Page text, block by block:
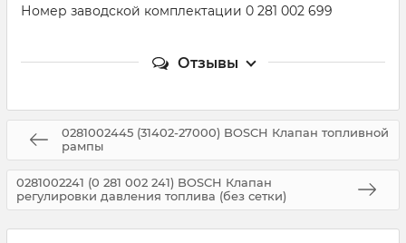
Номер заводской комплектации 0 281 002 699
Отзывы
0281002445 (31402-27000) BOSCH Клапан топливной
рампы
0281002241 (0 281 002 241) BOSCH Клапан
регулировки давления топлива (без сетки)